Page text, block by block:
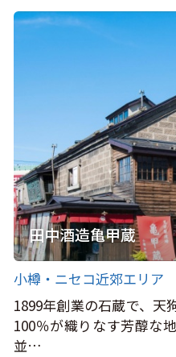
田中酒造亀甲蔵
小樽・ニセコ近郊エリア
1899年創業の石蔵で、天
100％が織りなす芳醇な
並…